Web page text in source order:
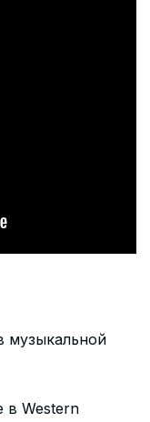
музыкальной
в Western